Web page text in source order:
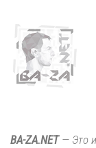
BA-ZA.NET— Это